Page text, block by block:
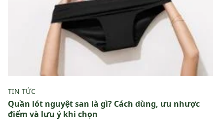
TIN TỨC
Quần lót nguyệt san là gì? Cách dùng, ưu nhược
điểm và lưu ý khi chọn